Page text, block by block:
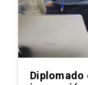
Diplomado